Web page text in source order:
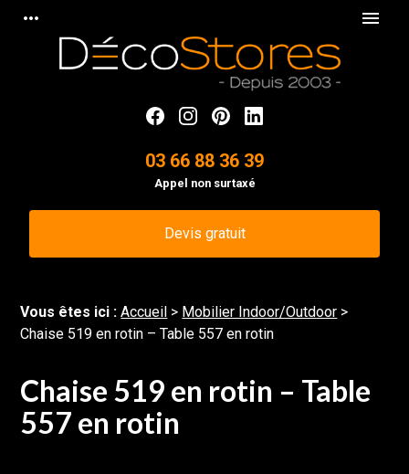
more_horiz menu
03 66 88 36 39
Appel non surtaxé
Devis gratuit
Vous êtes ici :Accueil > Mobilier Indoor/Outdoor >
Chaise 519 en rotin – Table 557 en rotin
Chaise 519 en rotin – Table
557 en rotin